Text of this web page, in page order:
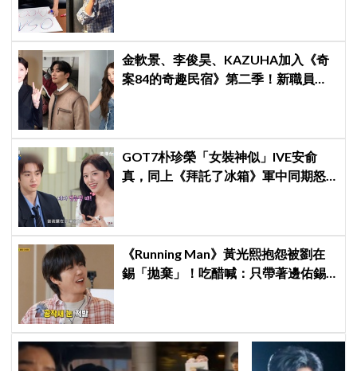
金軟景、李俊昊、KAZUHA加入《奇
案84的奇趣民宿》第二季！新職員曝
GOT7朴珍榮「女裝神似」IVE安俞
真，同上《拜託了冰箱》軍中同期怒
《Running Man》黃光熙抱怨被劉在
錫「拋棄」！吃醋喊：只帶著邊佑錫